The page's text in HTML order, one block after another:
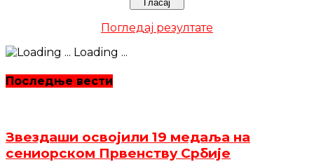
Погледај резултате
Loading ...
Последње вести
Звездаши освојили 19 медаља на
сениорском Првенству Србије